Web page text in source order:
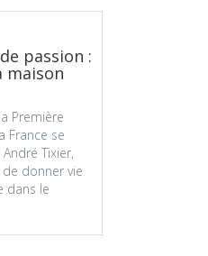
passion :
maison
Première
France se
Tixier,
donner vie
dans le